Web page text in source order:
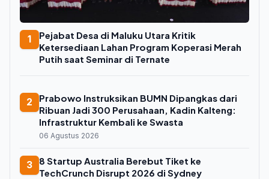
1
Pejabat Desa di Maluku Utara Kritik
Ketersediaan Lahan Program Koperasi Merah
Putih saat Seminar di Ternate
2
Prabowo Instruksikan BUMN Dipangkas dari
Ribuan Jadi 300 Perusahaan, Kadin Kalteng:
Infrastruktur Kembali ke Swasta
06 Agustus 2026
3
8 Startup Australia Berebut Tiket ke
TechCrunch Disrupt 2026 di Sydney